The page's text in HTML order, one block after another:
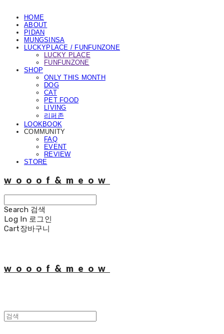
HOME
ABOUT
PIDAN
MUNGSINSA
LUCKYPLACE / FUNFUNZONE
LUCKY PLACE
FUNFUNZONE
SHOP
ONLY THIS MONTH
DOG
CAT
PET FOOD
LIVING
리퍼존
LOOKBOOK
COMMUNITY
FAQ
EVENT
REVIEW
STORE
wooof&meow
Search 검색
Log In 로그인
Cart장바구니
wooof&meow